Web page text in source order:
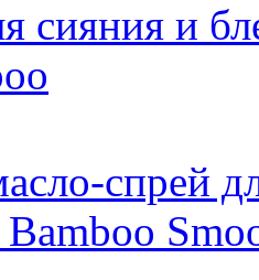
сияния и
спрей